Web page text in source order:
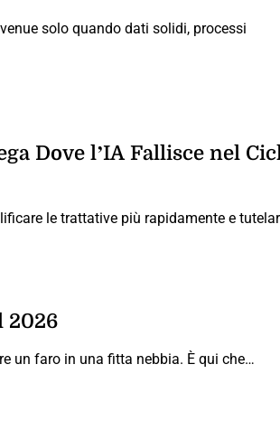
solo quando dati solidi, processi
Dove l’IA Fallisce nel
le trattative più rapidamente e
2026
un faro in una fitta nebbia. È qui che…